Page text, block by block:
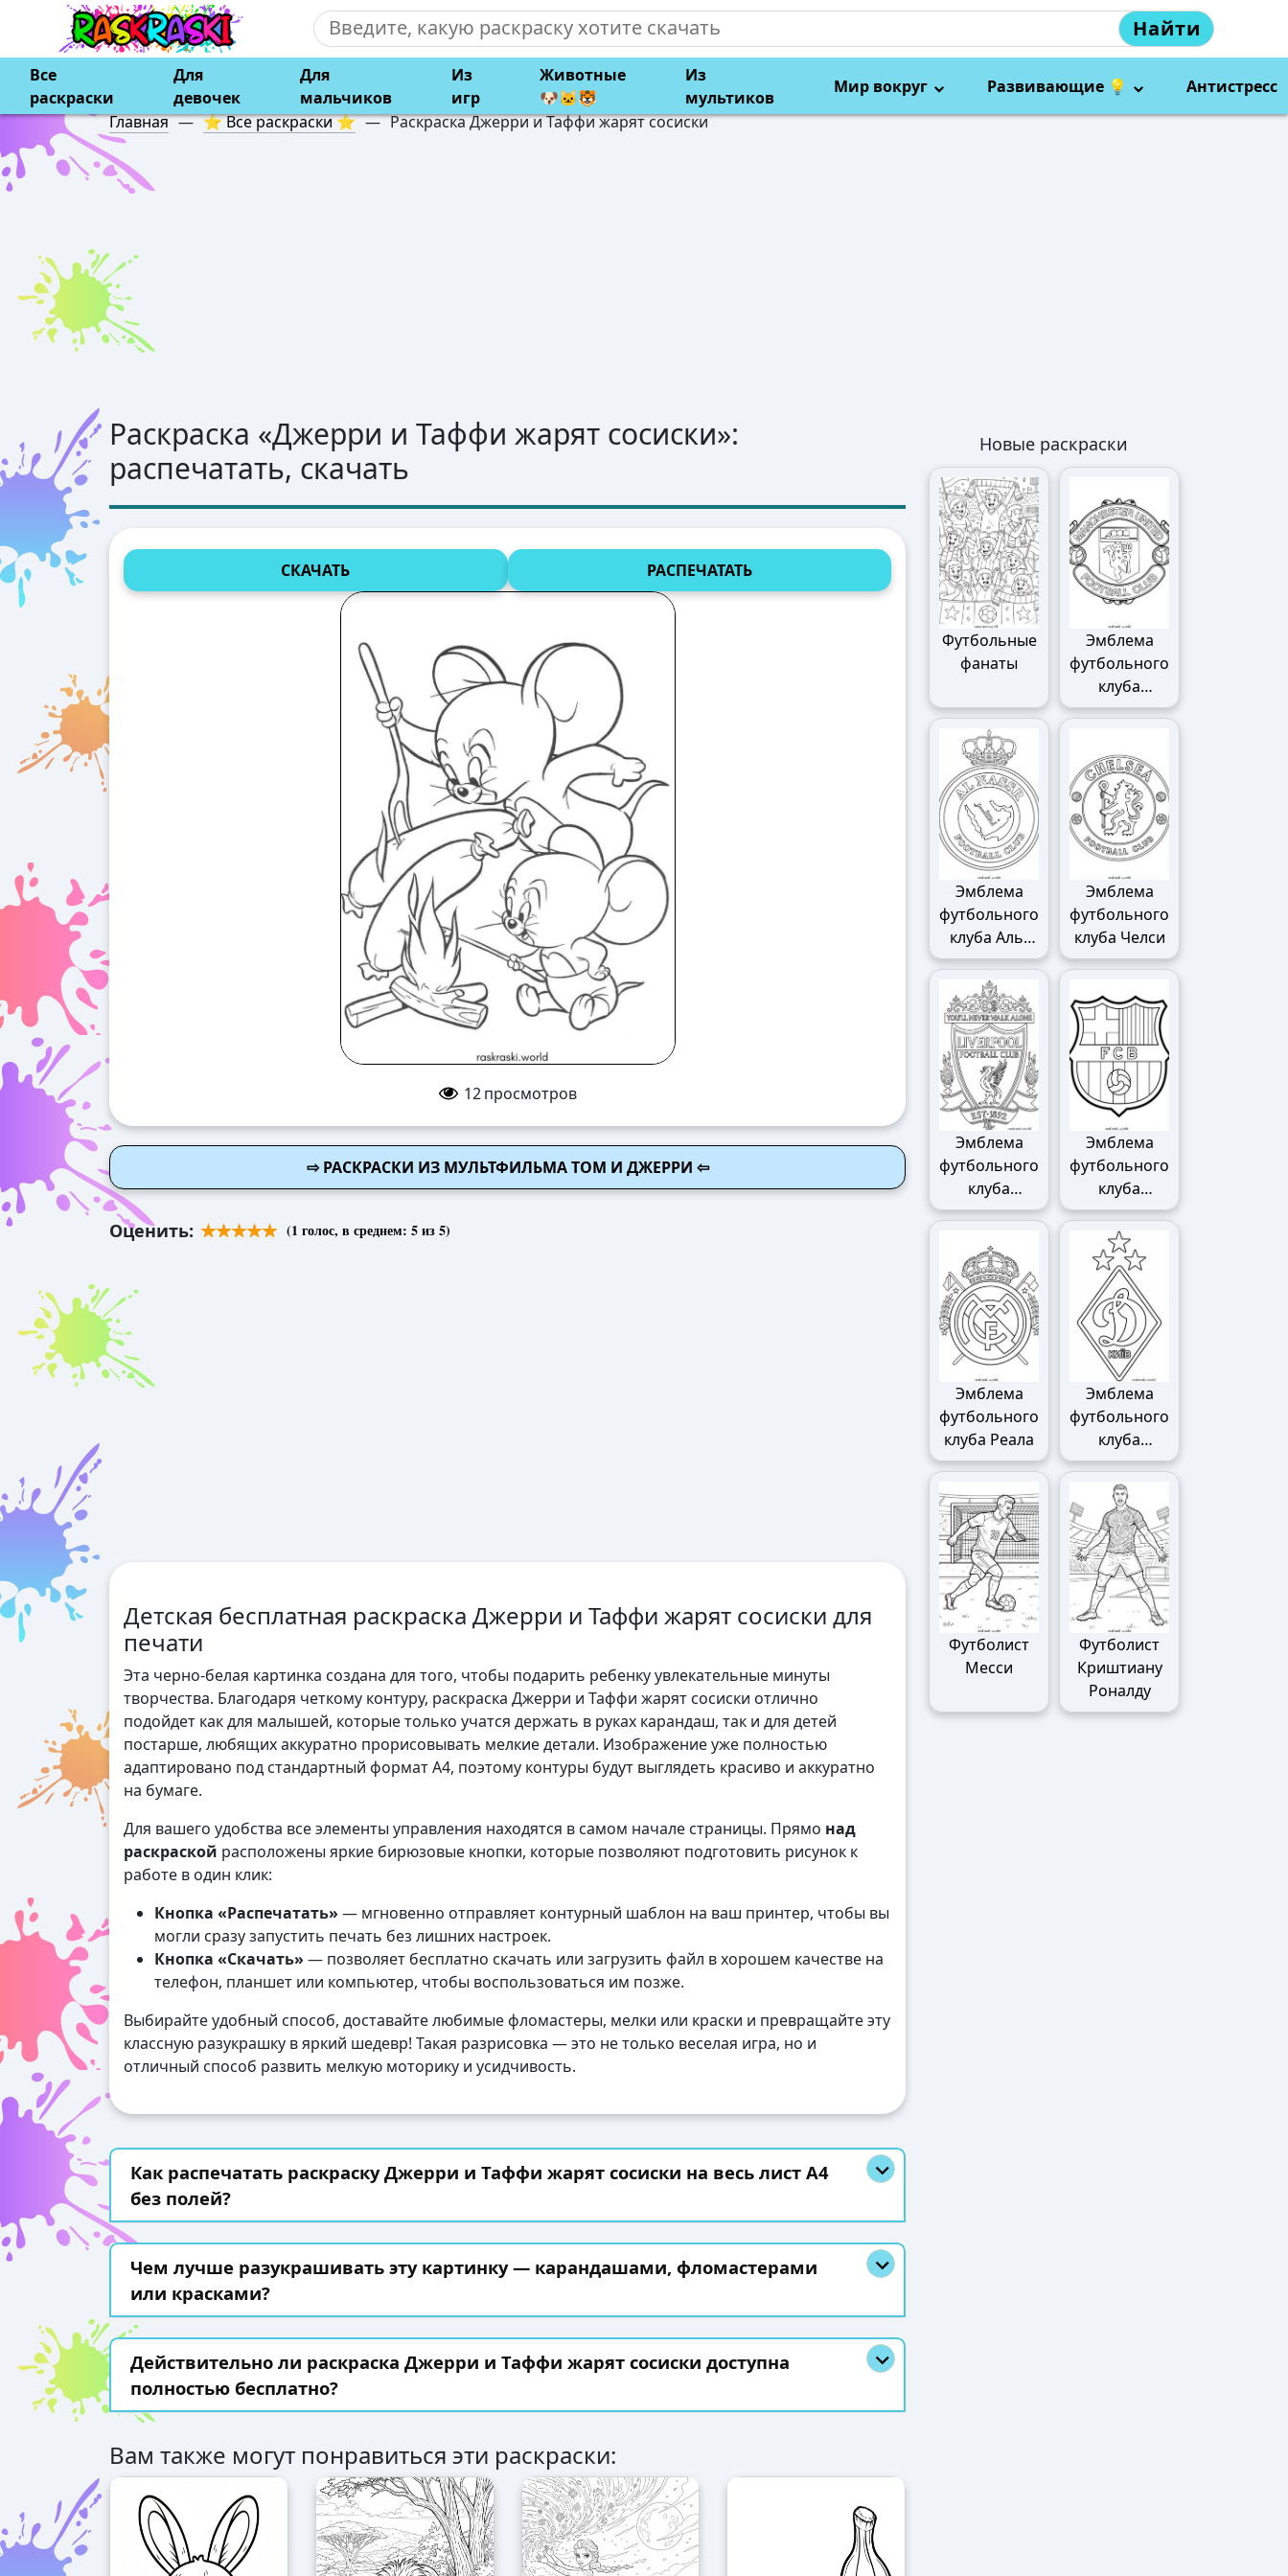
Найти
Все
раскраски
Для
девочек
Для
мальчиков
Из
игр
Животные
🐶🐱🐯
Из
мультиков
Мир вокруг Развивающие 💡
Антистресс
Главная — ⭐ Все раскраски ⭐ — Раскраска Джерри и Таффи жарят сосиски
Раскраска «Джерри и Таффи жарят сосиски»:
распечатать, скачать
СКАЧАТЬ РАСПЕЧАТАТЬ
12 просмотров
⇨ РАСКРАСКИ ИЗ МУЛЬТФИЛЬМА ТОМ И ДЖЕРРИ ⇦
Оценить: (1 голос, в среднем: 5из 5)
Детская бесплатная раскраска Джерри и Таффи жарят сосиски для
печати
Эта черно-белая картинка создана для того, чтобы подарить ребенку увлекательные минуты
творчества. Благодаря четкому контуру, раскраска Джерри и Таффи жарят сосиски отлично
подойдет как для малышей, которые только учатся держать в руках карандаш, так и для детей
постарше, любящих аккуратно прорисовывать мелкие детали. Изображение уже полностью
адаптировано под стандартный формат А4, поэтому контуры будут выглядеть красиво и аккуратно
на бумаге.
Для вашего удобства все элементы управления находятся в самом начале страницы. Прямо над
раскраской расположены яркие бирюзовые кнопки, которые позволяют подготовить рисунок к
работе в один клик:
Кнопка «Распечатать» — мгновенно отправляет контурный шаблон на ваш принтер, чтобы вы
могли сразу запустить печать без лишних настроек.
Кнопка «Скачать» — позволяет бесплатно скачать или загрузить файл в хорошем качестве на
телефон, планшет или компьютер, чтобы воспользоваться им позже.
Выбирайте удобный способ, доставайте любимые фломастеры, мелки или краски и превращайте эту
классную разукрашку в яркий шедевр! Такая разрисовка — это не только веселая игра, но и
отличный способ развить мелкую моторику и усидчивость.
Как распечатать раскраску Джерри и Таффи жарят сосиски на весь лист А4
без полей?
Чем лучше разукрашивать эту картинку — карандашами, фломастерами
или красками?
Действительно ли раскраска Джерри и Таффи жарят сосиски доступна
полностью бесплатно?
Вам также могут понравиться эти раскраски:
Новые раскраски
Футбольные
фанаты
Эмблема
футбольного
клуба
Манчестер
Эмблема
футбольного
клуба Аль-
Наср
Эмблема
футбольного
клуба Челси
Эмблема
футбольного
клуба
Ливерпуля
Эмблема
футбольного
клуба
Барселоны
Эмблема
футбольного
клуба Реала
Эмблема
футбольного
клуба
Динамо
Футболист
Месси
Футболист
Криштиану
Роналду